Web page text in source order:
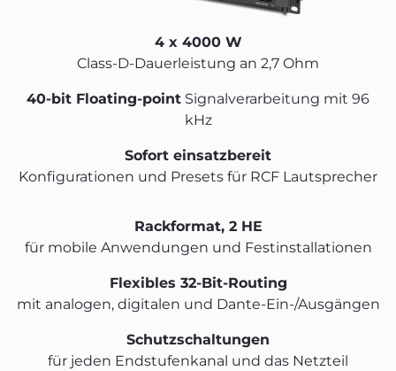
4 x 4000 W
Class-D-Dauerleistung an 2,7 Ohm
40-bit Floating-point Signalverarbeitung mit 96
kHz
Sofort einsatzbereit
Konfigurationen und Presets für RCF Lautsprecher
Rackformat, 2 HE
für mobile Anwendungen und Festinstallationen
Flexibles 32-Bit-Routing
mit analogen, digitalen und Dante-Ein-/Ausgängen
Schutzschaltungen
für jeden Endstufenkanal und das Netzteil